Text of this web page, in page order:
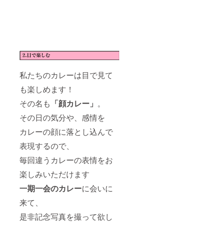
私たちのカレーは目で見て
も楽しめます！
その名も 「顔カレー」 。
その日の気分や、感情を
カレーの顔に落とし込んで
表現するので、
毎回違うカレーの表情をお
楽しみいただけます
一期一会のカレーに会いに
来て、
是非記念写真を撮って欲し